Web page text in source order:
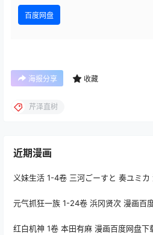
百度网盘
海报分享 收藏
芹泽直树
近期漫画
义妹生活 1-4卷 三河ごーすと 奏ユミカ
元气抓狂一族 1-24卷 浜冈贤次 漫画百
红白机神 1卷 本田有麻 漫画百度网盘下